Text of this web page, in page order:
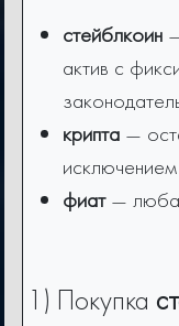
стейблкоин
актив с
крипта —
фиат—
1) Покупка